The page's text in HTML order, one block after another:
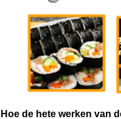
Hoe de hete werken van